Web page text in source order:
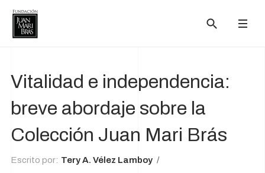
Vitalidad e independencia:
breve abordaje sobre la
Colección Juan Mari Brás
Escrito por: Tery A. Vélez Lamboy